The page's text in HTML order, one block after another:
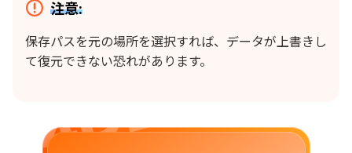
注意:
保存パスを元の場所を選択すれば、データが上書きし
て復元できない恐れがあります。